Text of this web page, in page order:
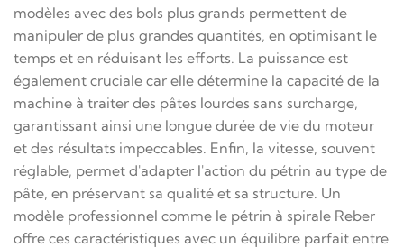
modèles avec des bols plus grands permettent de
manipuler de plus grandes quantités, en optimisant le
temps et en réduisant les efforts. La puissance est
également cruciale car elle détermine la capacité de la
machine à traiter des pâtes lourdes sans surcharge,
garantissant ainsi une longue durée de vie du moteur
et des résultats impeccables. Enfin, la vitesse, souvent
réglable, permet d'adapter l'action du pétrin au type de
pâte, en préservant sa qualité et sa structure. Un
modèle professionnel comme le pétrin à spirale Reber
offre ces caractéristiques avec un équilibre parfait entre